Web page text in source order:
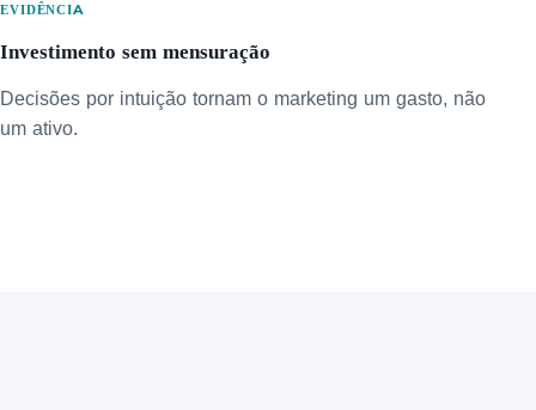
EVIDÊNCIA
Investimento sem mensuração
Decisões por intuição tornam o marketing um gasto, não
um ativo.